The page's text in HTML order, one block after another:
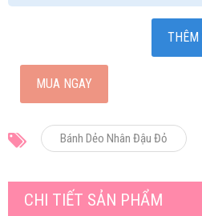
THÊM
MUA NGAY
Bánh Dẻo Nhân Đậu Đỏ
CHI TIẾT SẢN PHẨM